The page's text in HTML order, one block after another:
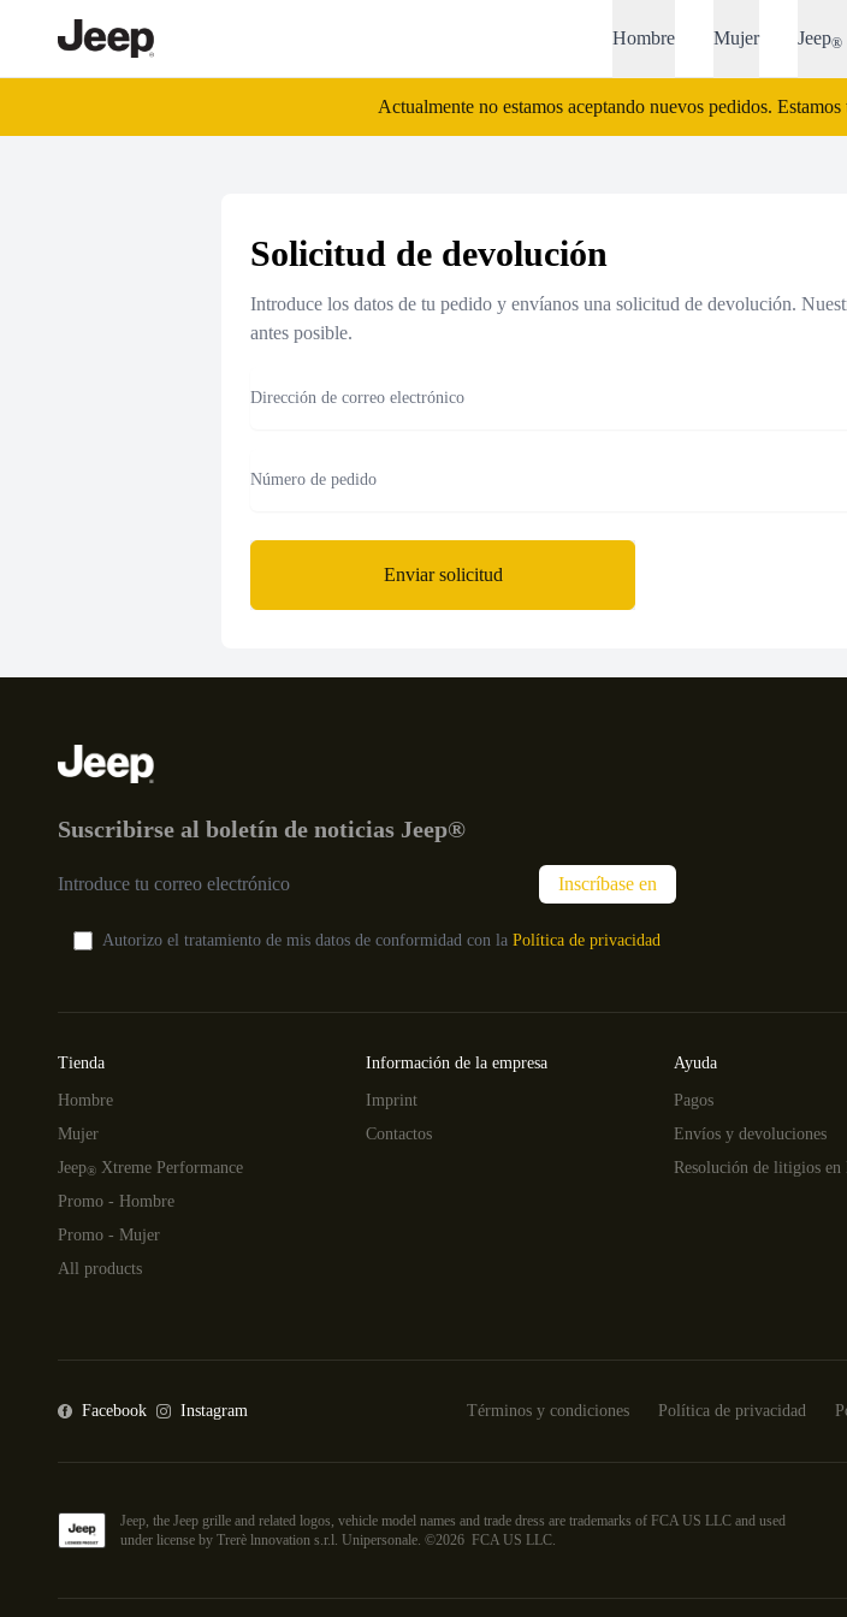
Hombre Mujer Jeep®
Actualmente no estamos aceptando nuevos pedidos.
Solicitud de devolución
Introduce los datos de tu pedido y envíanos una solicitud de devolución.
antes posible.
Enviar solicitud
Suscribirse al boletín de noticias Jeep®
Inscríbase en
Autorizo el tratamiento de mis datos de conformidad con la Política de privacidad
Tienda
Hombre
Mujer
Jeep® Xtreme Performance
Promo - Hombre
Promo - Mujer
All products
Información de la empresa
Imprint
Contactos
Ayuda
Pagos
Envíos y devoluciones
Resolución de litigios en
Términos y condiciones Política de privacidad
Facebook Instagram
Jeep, the Jeep grille and related logos, vehicle model names and trade dress are trademarks of FCA US LLC and used
under license by Trerè lnnovation s.r.l. Unipersonale. ©2026FCA US LLC.